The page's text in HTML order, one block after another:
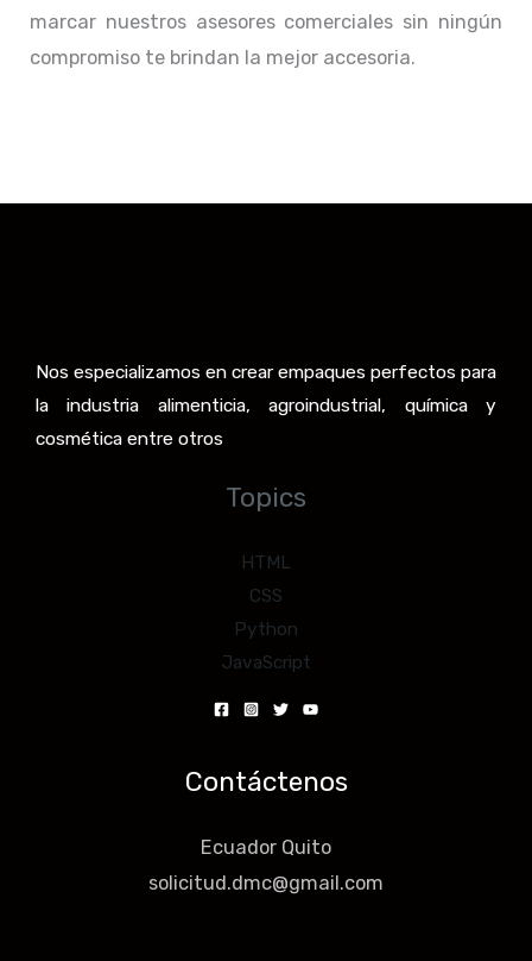
marcar nuestros asesores comerciales sin ningún
compromiso te brindan la mejor accesoria.
Nos especializamos en crear empaques perfectos para
la industria alimenticia, agroindustrial, química y
cosmética entre otros
Topics
HTML
CSS
Python
JavaScript
Contáctenos
Ecuador Quito
solicitud.dmc@gmail.com